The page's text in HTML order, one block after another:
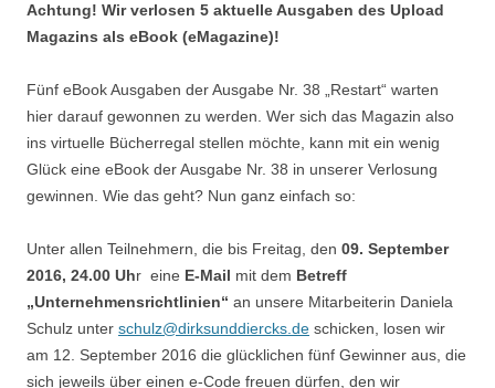
Achtung! Wir verlosen 5 aktuelle Ausgaben des Upload
Magazins als eBook (eMagazine)!
Fünf eBook Ausgaben der Ausgabe Nr. 38 „Restart“ warten
hier darauf gewonnen zu werden. Wer sich das Magazin also
ins virtuelle Bücherregal stellen möchte, kann mit ein wenig
Glück eine eBook der Ausgabe Nr. 38 in unserer Verlosung
gewinnen. Wie das geht? Nun ganz einfach so:
Unter allen Teilnehmern, die bis Freitag, den 09. September
2016, 24.00 Uhr eine E-Mail mit dem Betreff
„Unternehmensrichtlinien“ an unsere Mitarbeiterin Daniela
Schulz unter schulz@dirksunddiercks.de schicken, losen wir
am 12. September 2016 die glücklichen fünf Gewinner aus, die
sich jeweils über einen e-Code freuen dürfen, den wir